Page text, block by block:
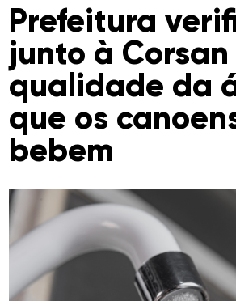
Prefeitura
junto à Corsan
qualidade da
que os
bebem